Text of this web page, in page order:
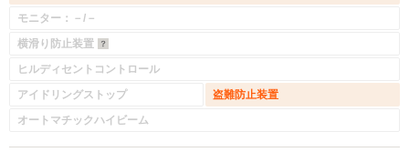
モニター：－/－
横滑り防止装置
ヒルディセントコントロール
アイドリングストップ
盗難防止装置
オートマチックハイビーム